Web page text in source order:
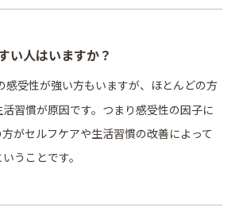
い人はいますか？
感受性が強い方もいますが、ほとんどの方
習慣が原因です。つまり感受性の因子に
がセルフケアや生活習慣の改善によって
うことです。